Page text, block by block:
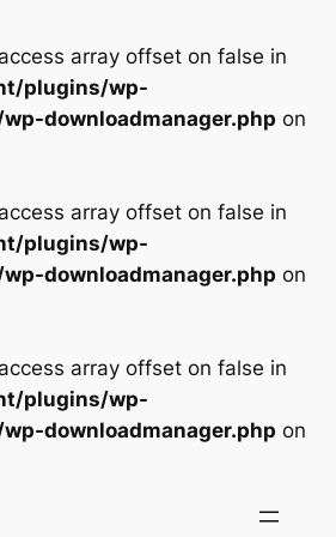
array offset on false in
plugins/wp-
downloadmanager.php on
array offset on false in
plugins/wp-
downloadmanager.php on
array offset on false in
plugins/wp-
downloadmanager.php on